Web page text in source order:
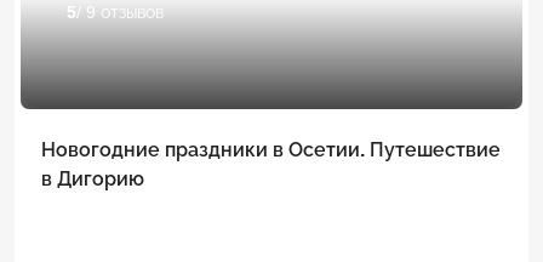
5/ 9 отзывов
Новогодние праздники в Осетии. Путешествие
в Дигорию